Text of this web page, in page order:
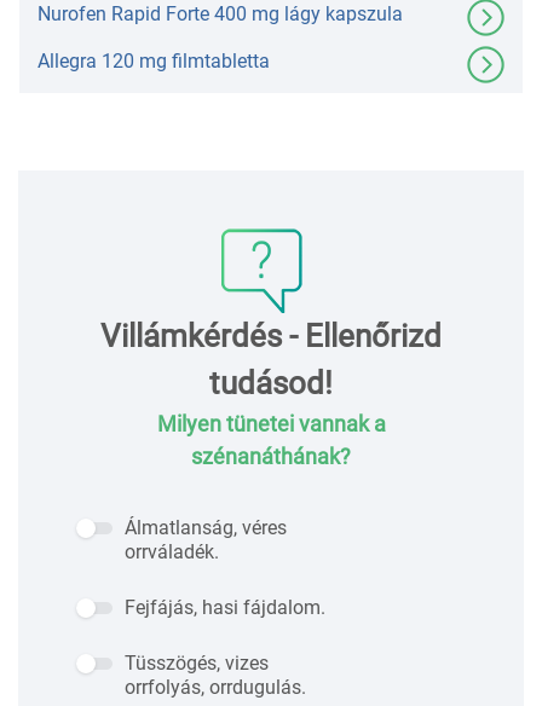
Nurofen Rapid Forte 400 mg lágy kapszula
Allegra 120 mg filmtabletta
Villámkérdés - Ellenőrizd
tudásod!
Milyen tünetei vannak a
szénanáthának?
Álmatlanság, véres
orrváladék.
Fejfájás, hasi fájdalom.
Tüsszögés, vizes
orrfolyás, orrdugulás.